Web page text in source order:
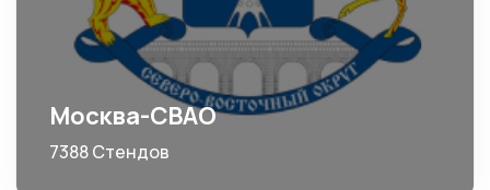
Москва-СВАО
7388 Стендов